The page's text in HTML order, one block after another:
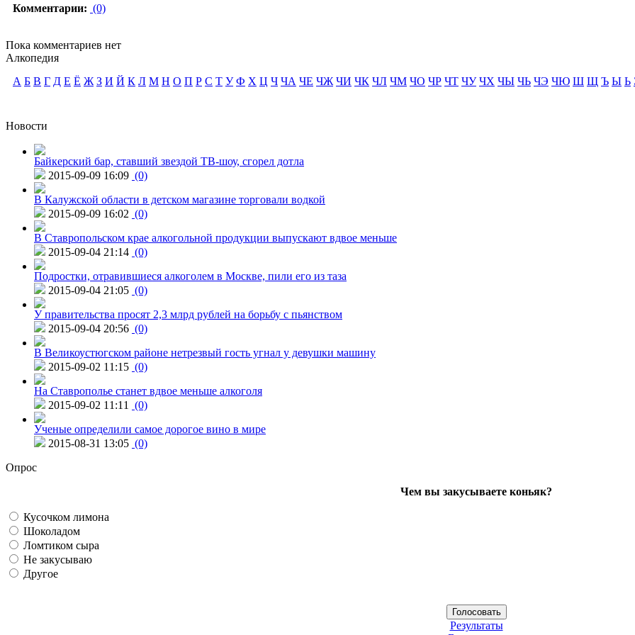
Комментарии: (0)
Пока комментариев нет
Алкопедия
А Б В Г Д Е Ё Ж З И Й К Л М Н О П Р С Т У Ф Х Ц Ч ЧА ЧЕ ЧЖ ЧИ ЧК ЧЛ ЧМ ЧО ЧР ЧТ ЧУ ЧХ ЧЫ ЧЬ ЧЭ ЧЮ Ш Щ Ъ Ы Ь
Новости
Байкерский бар, ставший звездой ТВ-шоу, сгорел дотла
2015-09-09 16:09 (0)
В Калужской области в детском магазине торговали водкой
2015-09-09 16:02 (0)
В Ставропольском крае алкогольной продукции выпускают вдвое меньше
2015-09-04 21:14 (0)
Подростки, отравившиеся алкоголем в Москве, пили его из таза
2015-09-04 21:05 (0)
У правительства просят 2,3 млрд рублей на борьбу с пьянством
2015-09-04 20:56 (0)
В Великоустюгском районе нетрезвый гость угнал у девушки машину
2015-09-02 11:15 (0)
На Ставрополье станет вдвое меньше алкоголя
2015-09-02 11:11
(0)
Ученые определили самое дорогое вино в мире
2015-08-31 13:05 (0)
Опрос
Чем вы закусываете коньяк?
Кусочком лимона
Шоколадом
Ломтиком сыра
Не закусываю
Другое
Результаты